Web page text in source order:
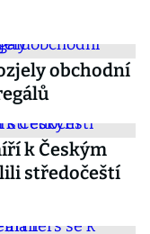
obchodní
k Českým
středočeští